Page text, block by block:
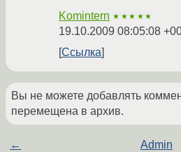
Komintern ★★★★★
19.10.2009 08:05:08
Ссылка
Вы не можете добавлять
перемещена в архив.
← Admin